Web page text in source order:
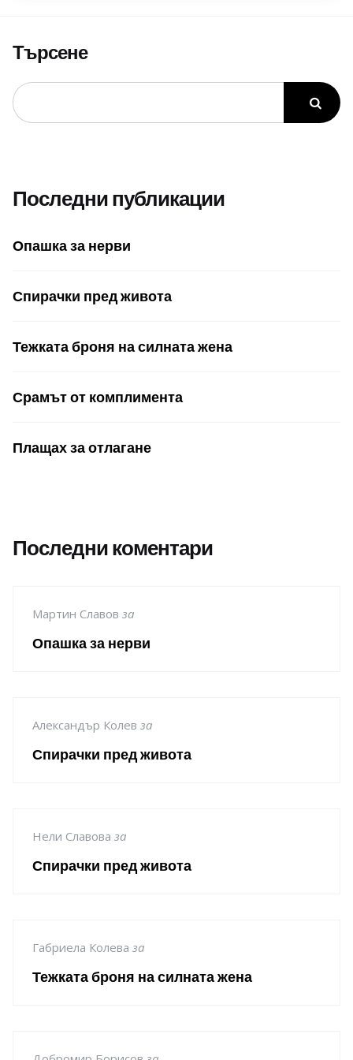
Търсене
Последни публикации
Опашка за нерви
Спирачки пред живота
Тежката броня на силната жена
Срамът от комплимента
Плащах за отлагане
Последни коментари
Мартин Славов за
Опашка за нерви
Александър Колев за
Спирачки пред живота
Нели Славова за
Спирачки пред живота
Габриела Колева за
Тежката броня на силната жена